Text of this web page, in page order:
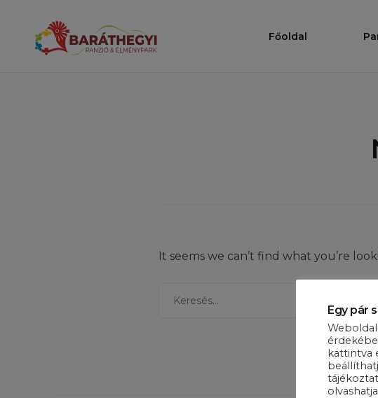
tartalomhoz
Baráthegy Főoldal
It seems we can’t find what you’re
Egy pár
kattintva